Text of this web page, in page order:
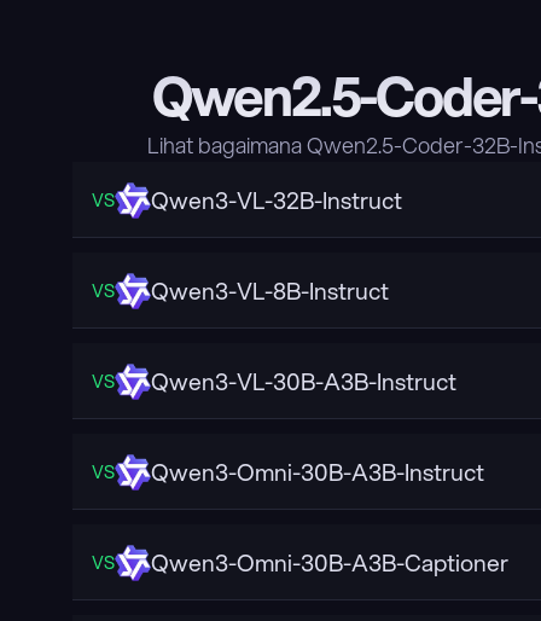
Qwen2.5-
Lihat bagaimana Qwen2.5-Coder-32B-
VS Qwen3-VL-32B-Instruct
VS Qwen3-VL-8B-Instruct
VS Qwen3-VL-30B-A3B-Instruct
VS Qwen3-Omni-30B-A3B-Instruct
VS Qwen3-Omni-30B-A3B-Captioner